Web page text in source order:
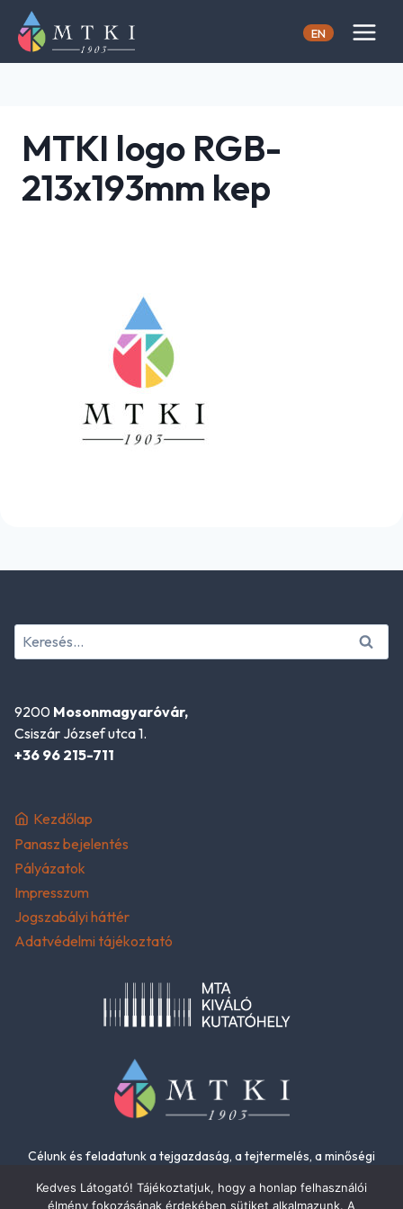
content
EN
MTKI logo RGB-
213x193mm kep
Keresés:
9200 Mosonmagyaróvár,
Csiszár József utca 1.
+36 96 215-711
Kezdőlap
Panasz bejelentés
Pályázatok
Impresszum
Jogszabályi háttér
Adatvédelmi tájékoztató
Célunk és feladatunk a tejgazdaság, a tejtermelés, a minőségi
Kedves Látogató! Tájékoztatjuk, hogy a honlap felhasználói
élmény fokozásának érdekében sütiket alkalmazunk. A